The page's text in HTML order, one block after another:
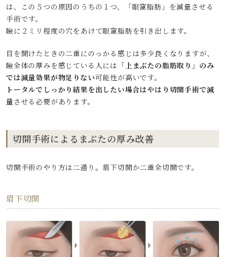
は、この５つの原因のうちの１つ、「眼窩脂肪」を減量させる
手術です。
瞼に２ミリ程度の穴をあけて眼窩脂肪を引き出します。
目を開けたときの二重にのっかる感じは多少良くなりますが、
瞼全体の厚みを感じている人には 「上まぶたの脂肪取り」のみ
では減量効果が物足りない可能性が高いです。
トータルでしっかり結果を出したい場合はやはり切開手術で減
量させる必要があります。
切開手術によるまぶたの厚み改善
切開手術のやり方は二通り。眉下切開か二重全切開です。
眉下切開